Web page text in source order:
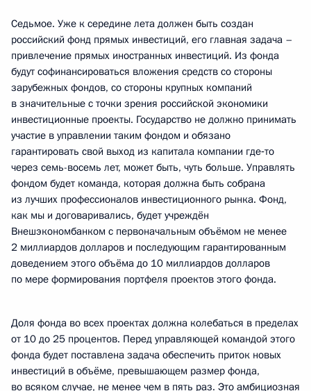
Седьмое. Уже к середине лета должен быть создан
российский фонд прямых инвестиций, его главная задача –
привлечение прямых иностранных инвестиций. Из фонда
будут софинансироваться вложения средств со стороны
зарубежных фондов, со стороны крупных компаний
в значительные с точки зрения российской экономики
инвестиционные проекты. Государство не должно принимать
участие в управлении таким фондом и обязано
гарантировать свой выход из капитала компании где‑то
через семь-восемь лет, может быть, чуть больше. Управлять
фондом будет команда, которая должна быть собрана
из лучших профессионалов инвестиционного рынка. Фонд,
как мы и договаривались, будет учреждён
Внешэкономбанком с первоначальным объёмом не менее
2 миллиардов долларов и последующим гарантированным
доведением этого объёма до 10 миллиардов долларов
по мере формирования портфеля проектов этого фонда.
Доля фонда во всех проектах должна колебаться в пределах
от 10 до 25 процентов. Перед управляющей командой этого
фонда будет поставлена задача обеспечить приток новых
инвестиций в объёме, превышающем размер фонда,
во всяком случае, не менее чем в пять раз. Это амбициозная